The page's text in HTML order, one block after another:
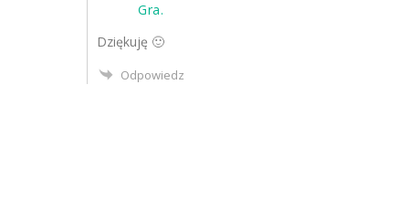
Gra.
Dziękuję 🙂
Odpowiedz